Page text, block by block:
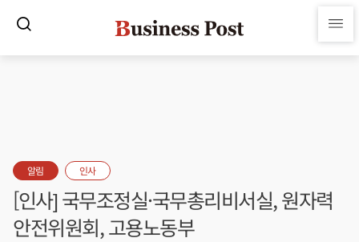
알림 인사
[인사] 국무조정실·국무총리비서실, 원자력
안전위원회, 고용노동부